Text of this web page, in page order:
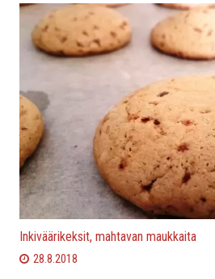
Inkiväärikeksit, mahtavan maukkaita
28.8.2018